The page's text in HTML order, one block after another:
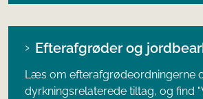
Efterafgrøder og
Læs om efterafgrødeordningerne
dyrkningsrelaterede tiltag, og find